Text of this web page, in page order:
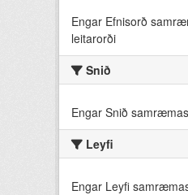
Engar Efnisorð
leitarorði
Snið
Engar Snið
Leyfi
Engar Leyfi